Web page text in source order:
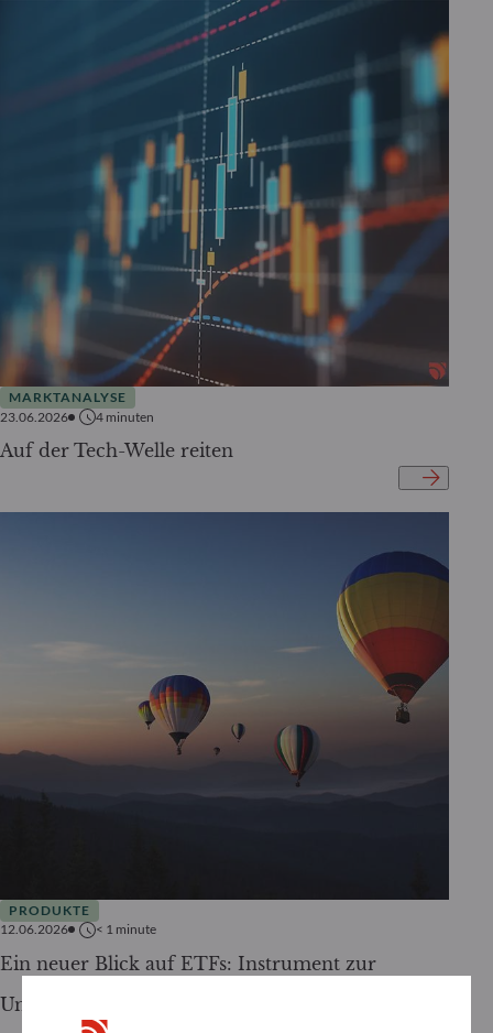
MARKTANALYSE
23.06.2026
4 minuten
Auf der Tech-Welle reiten
PRODUKTE
12.06.2026
< 1 minute
Ein neuer Blick auf ETFs: Instrument zur
Umsetzung von Ideen, keine Strategie